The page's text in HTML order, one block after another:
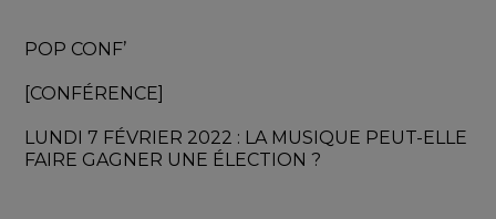
POP CONF’
[CONFÉRENCE]
LUNDI 7 FÉVRIER 2022 : LA MUSIQUE PEUT-ELLE
FAIRE GAGNER UNE ÉLECTION ?